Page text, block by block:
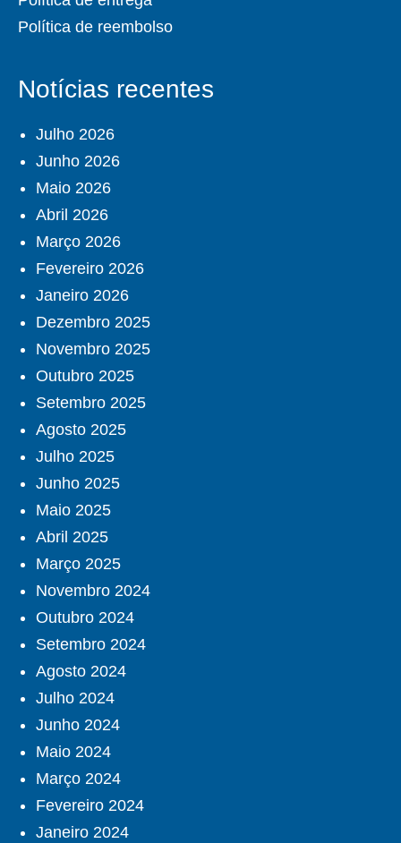
Política de reembolso
Notícias recentes
Julho 2026
Junho 2026
Maio 2026
Abril 2026
Março 2026
Fevereiro 2026
Janeiro 2026
Dezembro 2025
Novembro 2025
Outubro 2025
Setembro 2025
Agosto 2025
Julho 2025
Junho 2025
Maio 2025
Abril 2025
Março 2025
Novembro 2024
Outubro 2024
Setembro 2024
Agosto 2024
Julho 2024
Junho 2024
Maio 2024
Março 2024
Fevereiro 2024
Janeiro 2024